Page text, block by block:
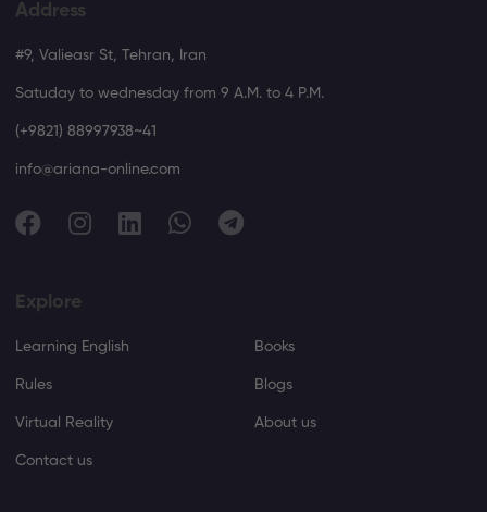
Address
#9, Valieasr St, Tehran, Iran
Satuday to wednesday from 9 A.M. to 4 P.M.
(+9821) 88997938~41
info@ariana-online.com
Explore
Learning English Books
Rules Blogs
Virtual Reality About us
Contact us